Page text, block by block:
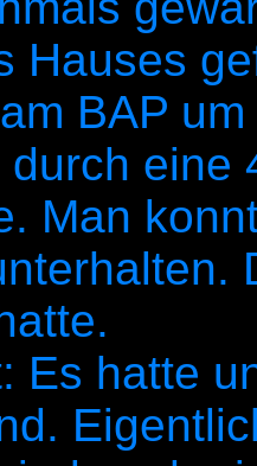
Hauses
BAP
eine
Man
Es hatte